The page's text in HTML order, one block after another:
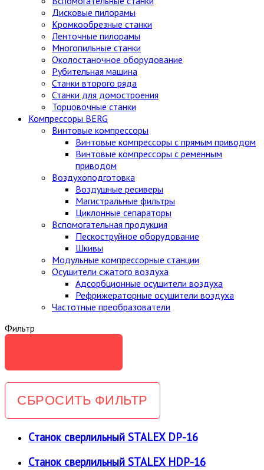
Дисковые пилорамы
Кромкообрезные станки
Ленточные пилорамы
Многопильные станки
Околостаночное оборудование
Рубительная машина
Станки второго ряда
Станки для домостроения
Торцовочные станки
Компрессоры BERG
Винтовые компрессоры
Винтовые компрессоры с прямым приводом
Винтовые компрессоры с ременным
приводом
Воздухоподготовка
Воздушные ресиверы
Магистральные фильтры
Циклонные сепараторы
Вспомогательная продукция
Пескоструйное оборудование
Шкивы
Модульные компрессорные станции
Осушители сжатого воздуха
Адсорбционные осушители воздуха
Рефрижераторные осушители воздуха
Частотные преобразователи
Фильтр
Станок сверлильный STALEX DP-16
Станок сверлильный STALEX HDP-16